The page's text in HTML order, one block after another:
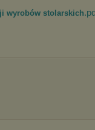
wyrobów stolarskich